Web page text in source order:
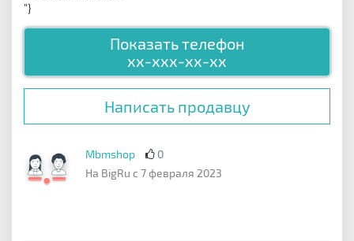
"}
Показать телефон
xx-xxx-xx-xx
Написать продавцу
Mbmshop
0
На BigRu с 7 февраля 2023